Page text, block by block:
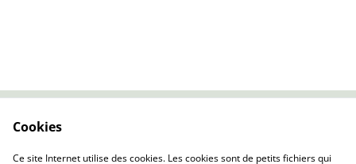
Politique de
Politique de cookies
Cookies
Ce site Internet utilise des cookies. Les cookies sont de petits fichiers qui